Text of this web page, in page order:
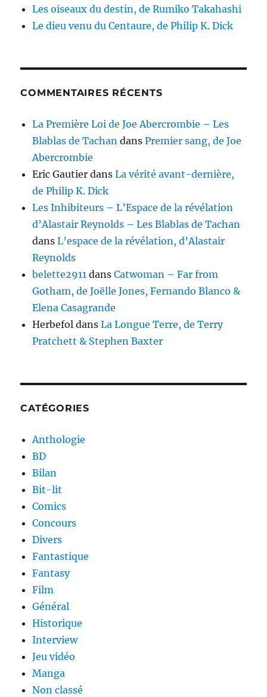
Les oiseaux du destin, de Rumiko Takahashi
Le dieu venu du Centaure, de Philip K. Dick
COMMENTAIRES RÉCENTS
La Première Loi de Joe Abercrombie – Les
Blablas de Tachan dansPremier sang, de Joe
Abercrombie
Eric Gautier dansLa vérité avant-dernière,
de Philip K. Dick
Les Inhibiteurs – L’Espace de la révélation
d’Alastair Reynolds – Les Blablas de Tachan
dansL’espace de la révélation, d’Alastair
Reynolds
belette2911 dansCatwoman – Far from
Gotham, de Joëlle Jones, Fernando Blanco &
Elena Casagrande
Herbefol dansLa Longue Terre, de Terry
Pratchett & Stephen Baxter
CATÉGORIES
Anthologie
BD
Bilan
Bit-lit
Comics
Concours
Divers
Fantastique
Fantasy
Film
Général
Historique
Interview
Jeu vidéo
Manga
Non classé